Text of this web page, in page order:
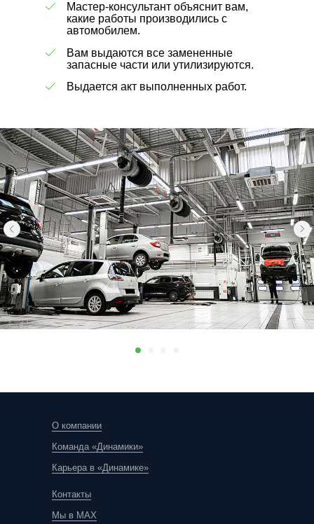
Мастер-консультант объяснит вам,
какие работы производились с
автомобилем.
Вам выдаются все замененные
запасные части или утилизируются.
Выдается акт выполненных работ.
О компании
Команда «Динамики»
Карьера в «Динамике»
Контакты
Мы в MAX